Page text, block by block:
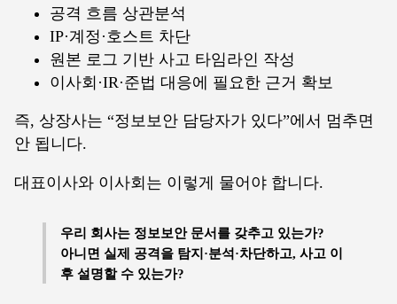
공격 흐름 상관분석
IP·계정·호스트 차단
원본 로그 기반 사고 타임라인 작성
이사회·IR·준법 대응에 필요한 근거 확보
즉, 상장사는 “정보보안 담당자가 있다”에서 멈추면
안 됩니다.
대표이사와 이사회는 이렇게 물어야 합니다.
우리 회사는 정보보안 문서를 갖추고 있는가?
아니면 실제 공격을 탐지·분석·차단하고, 사고 이
후 설명할 수 있는가?